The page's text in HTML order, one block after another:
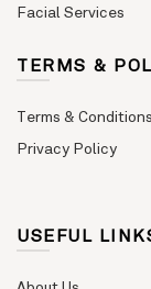
Facial Services
TERMS &
Terms & Conditions
Privacy Policy
USEFUL